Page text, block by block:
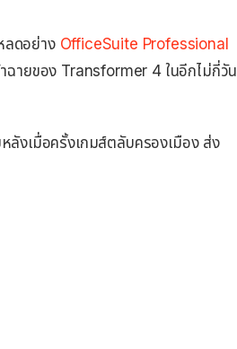
ลดอย่าง OfficeSuite Professional
ายของ Transformer 4 ในอีกไม่กี่วัน
ลังเมื่อครั้งเกมส์ตลับครองเมือง ส่ง